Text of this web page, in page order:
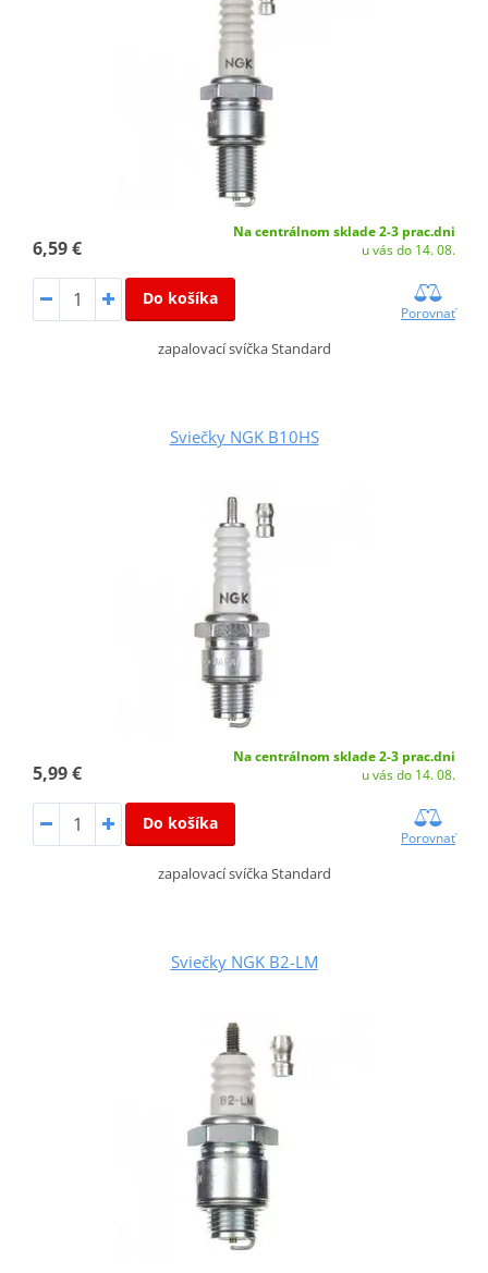
6,59 €
Na centrálnom sklade 2-3 prac.dni
u vás do 14. 08.
Do košíka
Porovnať
zapalovací svíčka Standard
Sviečky NGK B10HS
5,99 €
Na centrálnom sklade 2-3 prac.dni
u vás do 14. 08.
Do košíka
Porovnať
zapalovací svíčka Standard
Sviečky NGK B2-LM